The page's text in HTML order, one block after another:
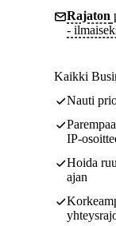
Rajaton
-
Kaikki
Nauti
IP-
Hoida
ajan